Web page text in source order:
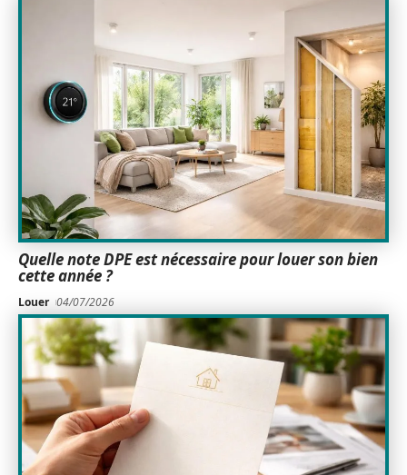
Quelle note DPE est nécessaire pour louer son bien
cette année ?
Louer 04/07/2026